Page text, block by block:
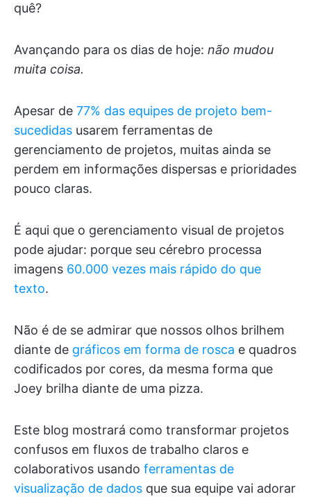
quê?
Avançando para os dias de hoje: não mudou
muita coisa.
Apesar de 77% das equipes de projeto bem-
sucedidas usarem ferramentas de
gerenciamento de projetos, muitas ainda se
perdem em informações dispersas e prioridades
pouco claras.
É aqui que o gerenciamento visual de projetos
pode ajudar: porque seu cérebro processa
imagens 60.000 vezes mais rápido do que
texto.
Não é de se admirar que nossos olhos brilhem
diante de gráficos em forma de rosca e quadros
codificados por cores, da mesma forma que
Joey brilha diante de uma pizza.
Este blog mostrará como transformar projetos
confusos em fluxos de trabalho claros e
colaborativos usando ferramentas de
visualização de dados que sua equipe vai adorar